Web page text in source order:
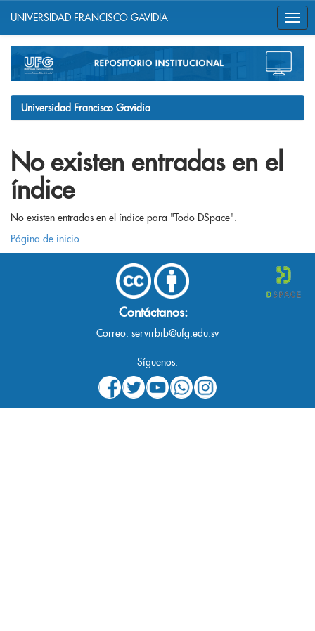
navigation
UNIVERSIDAD FRANCISCO GAVIDIA
Universidad Francisco Gavidia
No existen entradas en el
índice
No existen entradas en el índice para "Todo DSpace".
Página de inicio
Contáctanos:
Correo: servirbib@ufg.edu.sv
Síguenos: